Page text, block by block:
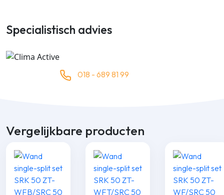
Specialistisch advies
018 - 689 81 99
Vergelijkbare producten